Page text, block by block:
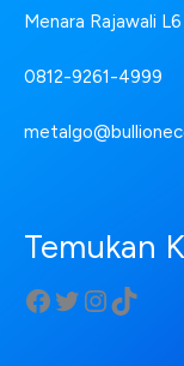
Menara Rajawali
0812-9261-4999
Temukan